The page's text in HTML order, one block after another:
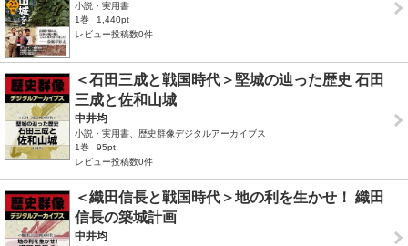
小説・実用書
1巻
1,440pt
レビュー投稿数0件
＜石田三成と戦国時代＞堅城の辿った歴史 石田
三成と佐和山城
中井均
小説・実用書、歴史群像デジタルアーカイブス
1巻
95pt
レビュー投稿数0件
＜織田信長と戦国時代＞地の利を生かせ！ 織田
信長の築城計画
中井均